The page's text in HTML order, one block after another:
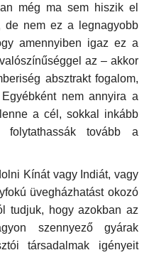
még ma sem hiszik el
de nem ez a legnagyobb
amennyiben igaz ez a
az – akkor
absztrakt fogalom,
nem annyira a
a cél, sokkal inkább
tovább a
Kínát vagy Indiát, vagy
üvegházhatást okozó
tudjuk, hogy azokban az
szennyező gyárak
társadalmak igényeit